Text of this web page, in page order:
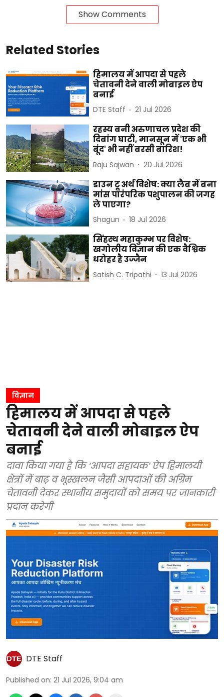
Show Comments
Related Stories
हिमालय में आपदा से पहले
चेतावनी देने वाली मोबाइल ऐप
बनाई
DTE Staff 21 Jul 2026
रहस्य बनी अरुणाचल प्रदेश की
दिबांग घाटी, मानसून में 'एक भी
बूंद' भी नहीं बरसी बारिश!
Raju Sajwan 20 Jul 2026
डाउन टू अर्थ विशेष: क्या लैब में बना
मांस पारंपरिक पशुपालन की जगह
ले पाएगा?
Shagun 18 Jul 2026
सिंहस्थ महाकुम्भ पर विशेष:
खगोलीय विज्ञान की एक वैश्विक
धरोहर है उज्जैन
Satish C. Tripathi 13 Jul 2026
विज्ञान
हिमालय में आपदा से पहले
चेतावनी देने वाली मोबाइल ऐप
बनाई
दावा किया गया है कि ‘आपदा सहायक’ ऐप हिमालयी
क्षेत्रों में बाढ़ व भूस्खलन जैसी आपदाओं की अग्रिम
चेतावनी देकर स्थानीय समुदायों को समय पर जानकारी
प्रदान करेगी
DTE Staff
Published on: 21 Jul 2026, 9:04 am